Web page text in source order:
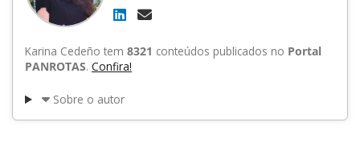
Karina Cedeño tem 8321 conteúdos publicados no Portal
PANROTAS. Confira!
Sobre o autor